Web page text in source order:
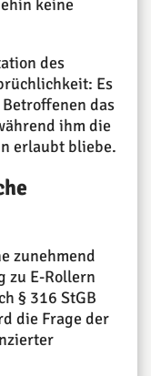
keine
des
Es
das
ihm die
erlaubt bliebe.
zunehmend
zu E-Rollern
§ 316 StGB
die Frage der